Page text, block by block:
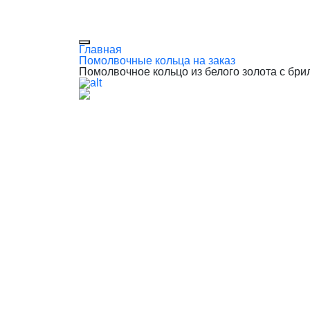
Главная
Помолвочные кольца на заказ
Помолвочное кольцо из белого золота с